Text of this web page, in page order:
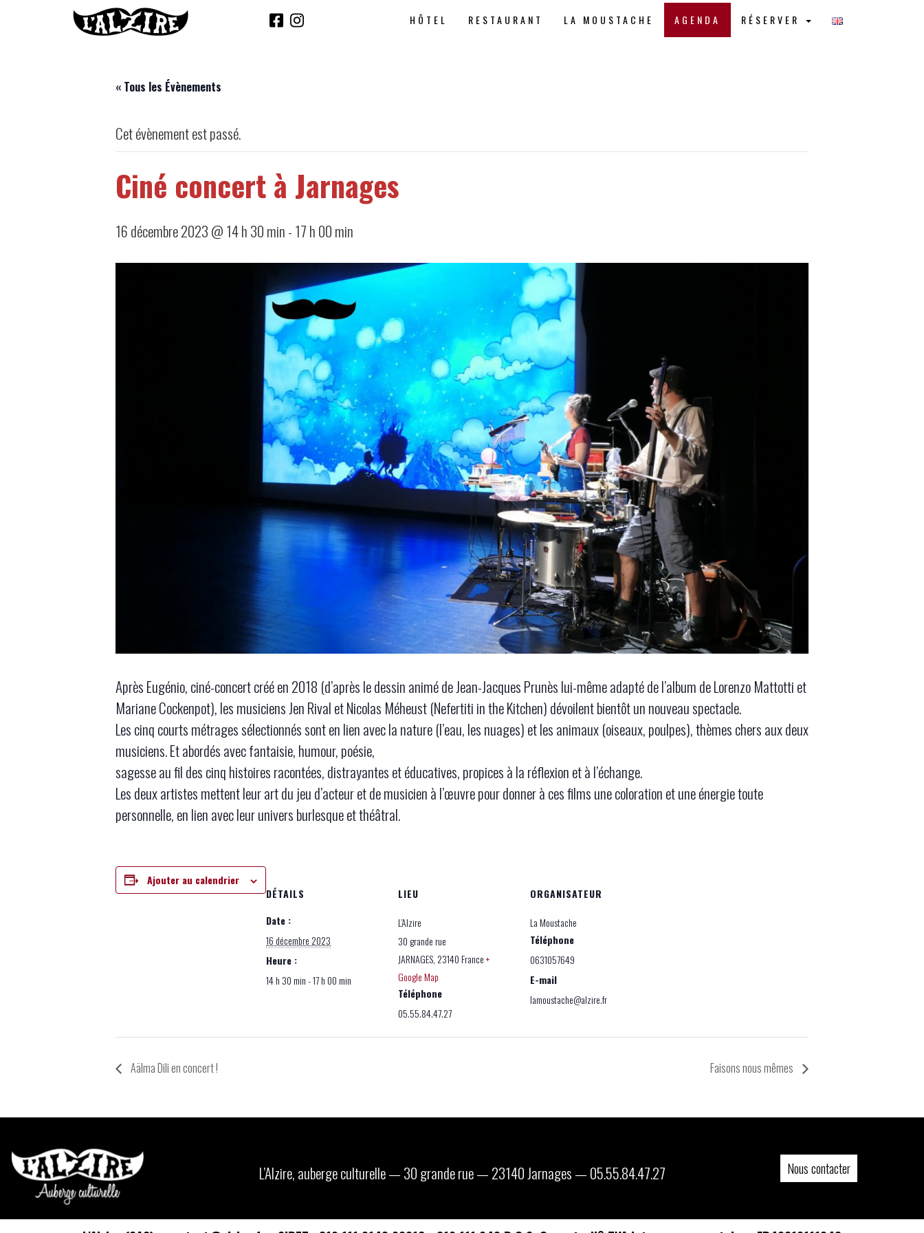
HÔTEL RESTAURANT LA MOUSTACHE AGENDA RÉSERVER
« Tous les Évènements
Cet évènement est passé.
Ciné concert à Jarnages
16 décembre 2023 @ 14 h 30 min-17 h 00 min
Après Eugénio, ciné-concert créé en 2018 (d’après le dessin animé de Jean-Jacques Prunès lui-même adapté de l’album de Lorenzo Mattotti et
Mariane Cockenpot), les musiciens Jen Rival et Nicolas Méheust (Nefertiti in the Kitchen) dévoilent bientôt un nouveau spectacle.
Les cinq courts métrages sélectionnés sont en lien avec la nature (l’eau, les nuages) et les animaux (oiseaux, poulpes), thèmes chers aux deux
musiciens. Et abordés avec fantaisie, humour, poésie,
sagesse au fil des cinq histoires racontées, distrayantes et éducatives, propices à la réflexion et à l’échange.
Les deux artistes mettent leur art du jeu d’acteur et de musicien à l’œuvre pour donner à ces films une coloration et une énergie toute
personnelle, en lien avec leur univers burlesque et théâtral.
Ajouter au calendrier
DÉTAILS
Date :
16 décembre 2023
Heure :
14 h 30 min - 17 h 00 min
LIEU
L’Alzire
30 grande rue
JARNAGES, 23140France+
Google Map
Téléphone
05.55.84.47.27
ORGANISATEUR
La Moustache
Téléphone
0631057649
E-mail
lamoustache@alzire.fr
Aälma Dili en concert ! Faisons nous mêmes
L’Alzire, auberge culturelle — 30 grande rue — 23140 Jarnages — 05.55.84.47.27 Nous contacter